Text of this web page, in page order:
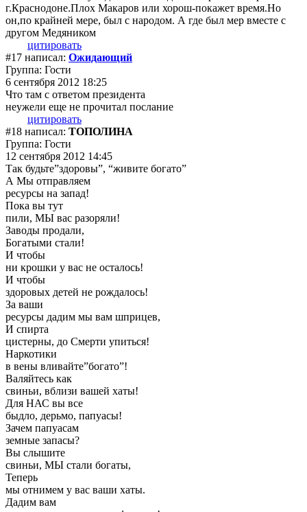
г.Краснодоне.Плох Макаров или хорош-покажет время.Но
он,по крайней мере, был с народом. А где был мер вместе с
другом Медяником
цитировать
#17 написал: Ожидающий
Группа: Гости
6 сентября 2012 18:25
Что там с ответом президента
неужели еще не прочитал послание
цитировать
#18 написал: ТОПОЛИНА
Группа: Гости
12 сентября 2012 14:45
Так будьте”здоровы”, “живите богато”
А Мы отправляем
ресурсы на запад!
Пока вы тут
пили, МЫ вас разоряли!
Заводы продали,
Богатыми стали!
И чтобы
ни крошки у вас не осталось!
И чтобы
здоровых детей не рождалось!
За ваши
ресурсы дадим мы вам шприцев,
И спирта
цистерны, до Смерти упиться!
Наркотики
в вены вливайте”богато”!
Валяйтесь как
свиньи, вблизи вашей хаты!
Для НАС вы все
быдло, дерьмо, папуасы!
Зачем папуасам
земные запасы?
Вы слышите
свиньи, МЫ стали богаты,
Теперь
мы отнимем у вас ваши хаты.
Дадим вам